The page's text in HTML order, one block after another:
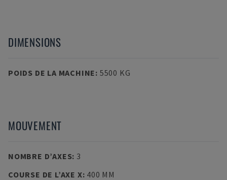
DIMENSIONS
POIDS DE LA MACHINE: 5500 KG
MOUVEMENT
NOMBRE D’AXES: 3
COURSE DE L’AXE X: 400 MM